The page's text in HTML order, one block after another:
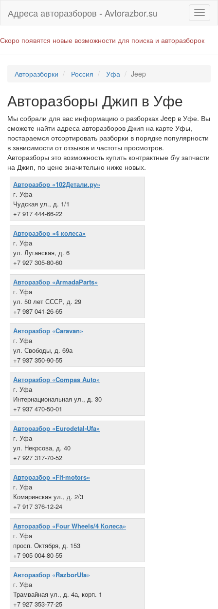
Адреса авторазборов - Avtorazbor.su
Скоро появятся новые возможности для поиска и авторазборок
Авторазборки Россия Уфа Jeep
Авторазборы Джип в Уфе
Мы собрали для вас информацию о разборках Jeep в Уфе. Вы
сможете найти адреса авторазборов Джип на карте Уфы,
постараемся отсортировать разборки в порядке популярности
в зависимости от отзывов и частоты просмотров.
Авторазборы это возможность купить контрактные б\у запчасти
на Джип, по цене значительно ниже новых.
Авторазбор «102Детали.ру»
г. Уфа
Чудская ул., д. 1/1
+7 917 444-66-22
Авторазбор «4 колеса»
г. Уфа
ул. Луганская, д. 6
+7 927 305-80-60
Авторазбор «ArmadaParts»
г. Уфа
ул. 50 лет СССР, д. 29
+7 987 041-26-65
Авторазбор «Caravan»
г. Уфа
ул. Свободы, д. 69а
+7 937 350-90-55
Авторазбор «Compas Auto»
г. Уфа
Интернациональная ул., д. 30
+7 937 470-50-01
Авторазбор «Eurodetal-Ufa»
г. Уфа
ул. Некрсова, д. 40
+7 927 317-70-52
Авторазбор «Fit-motors»
г. Уфа
Комаринская ул., д. 2/3
+7 917 376-12-24
Авторазбор «Four Wheels/4 Колеса»
г. Уфа
просп. Октября, д. 153
+7 905 004-80-55
Авторазбор «RazborUfa»
г. Уфа
Трамвайная ул., д. 4а, корп. 1
+7 927 353-77-25